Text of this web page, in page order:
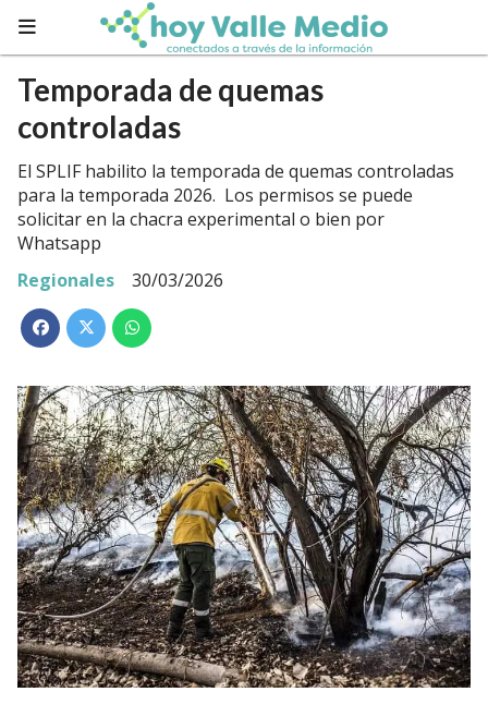
Temporada de quemas
controladas
El SPLIF habilito la temporada de quemas controladas
para la temporada 2026. Los permisos se puede
solicitar en la chacra experimental o bien por
Whatsapp
Regionales
30/03/2026